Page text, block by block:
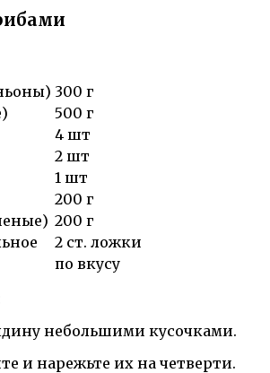
300 г
500 г
4 шт
2 шт
1 шт
200 г
200 г
2 ст. ложки
по вкусу
небольшими кусочками.
и нарежьте их на четверти.